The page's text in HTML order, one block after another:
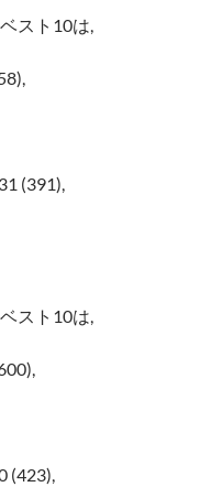
スト10は,
(391),
スト10は,
(423),